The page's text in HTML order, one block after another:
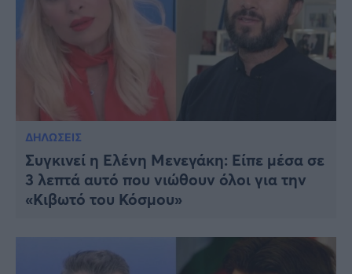
ΔΗΛΩΣΕΙΣ
Συγκινεί η Ελένη Μενεγάκη: Είπε μέσα σε
3 λεπτά αυτό που νιώθουν όλοι για την
«Κιβωτό του Κόσμου»